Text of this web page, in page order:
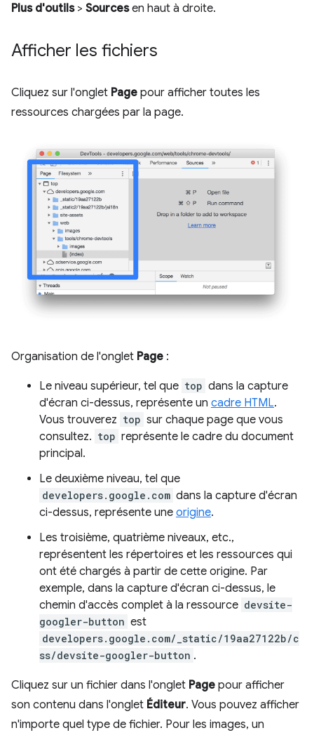
Plus d'outils> Sourcesen haut à droite.
Afficher les fichiers
Cliquez sur l'onglet Page pour afficher toutes les
ressources chargées par la page.
Organisation de l'onglet Page :
Le niveau supérieur, tel que top dans la capture
d'écran ci-dessus, représente un cadre HTML.
Vous trouverez top sur chaque page que vous
consultez. top représente le cadre du document
principal.
Le deuxième niveau, tel que
developers.google.com dans la capture d'écran
ci-dessus, représente une origine.
Les troisième, quatrième niveaux, etc.,
représentent les répertoires et les ressources qui
ont été chargés à partir de cette origine. Par
exemple, dans la capture d'écran ci-dessus, le
chemin d'accès complet à la ressource devsite-
googler-button est
developers.google.com/_static/19aa27122b/c
ss/devsite-googler-button .
Cliquez sur un fichier dans l'onglet Page pour afficher
son contenu dans l'onglet Éditeur. Vous pouvez afficher
n'importe quel type de fichier. Pour les images, un